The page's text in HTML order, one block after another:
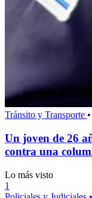
Tránsito y Transporte •
Un joven de 26
contra una
Lo más visto
1